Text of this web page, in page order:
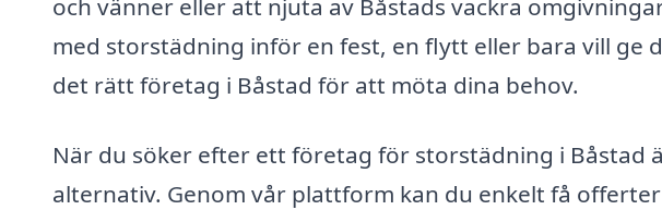
och vänner eller att njuta av Båstads vackra
med storstädning inför en fest, en flytt eller bara vill ge
det rätt företag i Båstad för att möta dina behov.
När du söker efter ett företag för storstädning i Båstad
alternativ. Genom vår plattform kan du enkelt få